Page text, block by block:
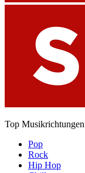
Top Musikrichtungen
Pop
Rock
Hip Hop